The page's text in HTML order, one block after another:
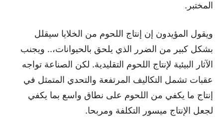
المختبر.
ويقول المؤيدون إن إنتاج اللحوم من الخلايا سيقلل
بشكل كبير من الضرر الذي يلحق بالحيوانات،.. ويجنب
الآثار البيئية لإنتاج اللحوم التقليدية. لكن الصناعة تواجه
عقبات تشمل التكاليف المرتفعة والتحدي المتمثل في
إنتاج ما يكفي من اللحوم على نطاق واسع بما يكفي
لجعل الإنتاج ميسور التكلفة ومربحا.